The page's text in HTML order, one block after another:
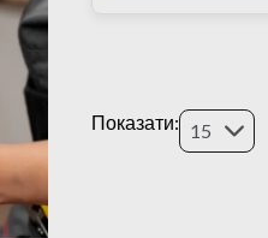
Показати: 15